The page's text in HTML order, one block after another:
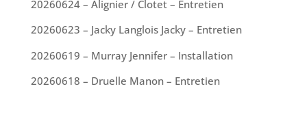
20260624 – Alignier / Clotet – Entretien
20260623 – Jacky Langlois Jacky – Entretien
20260619 – Murray Jennifer – Installation
20260618 – Druelle Manon – Entretien